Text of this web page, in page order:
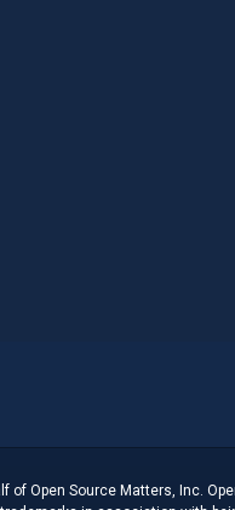
of Open Source Matters, Inc.